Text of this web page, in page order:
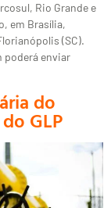
Rio Grande e
em Brasília,
(SC).
poderá enviar
do
GLP